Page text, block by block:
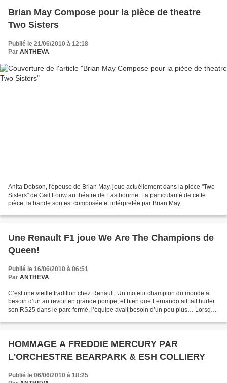
Brian May Compose pour la pièce de theatre
Two Sisters
Publié le 21/06/2010 à 12:18
Par ANTHEVA
Anita Dobson, l'épouse de Brian May, joue actuéllement dans la pièce "Two
Sisters" de Gail Louw au théatre de Eastbourne. La particularité de cette
pièce, la bande son est composée et intérpretée par Brian May.
Une Renault F1 joue We Are The Champions de
Queen!
Publié le 16/06/2010 à 06:51
Par ANTHEVA
C’est une vieille tradition chez Renault. Un moteur champion du monde a
besoin d’un au revoir en grande pompe, et bien que Fernando ait fait hurler
son RS25 dans le parc fermé, l’équipe avait besoin d’un peu plus… Lorsque
HOMMAGE A FREDDIE MERCURY PAR
L'ORCHESTRE BEARPARK & ESH COLLIERY
Publié le 06/06/2010 à 18:25